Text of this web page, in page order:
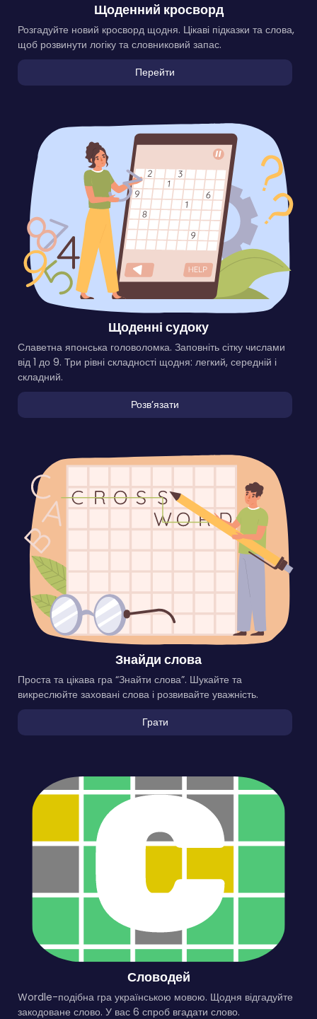
Щоденний кросворд
Розгадуйте новий кросворд щодня. Цікаві підказки та слова,
щоб розвинути логіку та словниковий запас.
Перейти
Щоденні судоку
Славетна японська головоломка. Заповніть сітку числами
від 1 до 9. Три рівні складності щодня: легкий, середній і
складний.
Розвʼязати
Знайди слова
Проста та цікава гра “Знайти слова”. Шукайте та
викреслюйте заховані слова і розвивайте уважність.
Грати
Словодей
Wordle-подібна гра українською мовою. Щодня відгадуйте
закодоване слово. У вас 6 спроб вгадати слово.